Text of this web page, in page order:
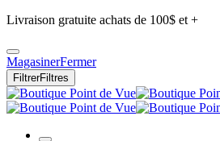
Livraison gratuite achats de 100$ et +
MagasinerFermer
FiltrerFiltres